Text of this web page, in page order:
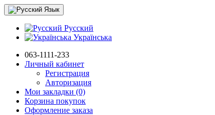
Язык
Русский
Українська
063-1111-233
Личный кабинет
Регистрация
Авторизация
Мои закладки (0)
Корзина покупок
Оформление заказа